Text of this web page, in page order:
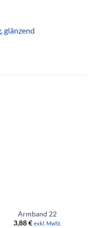
glänzend
Armband 22
3,88€ exkl. MwSt.